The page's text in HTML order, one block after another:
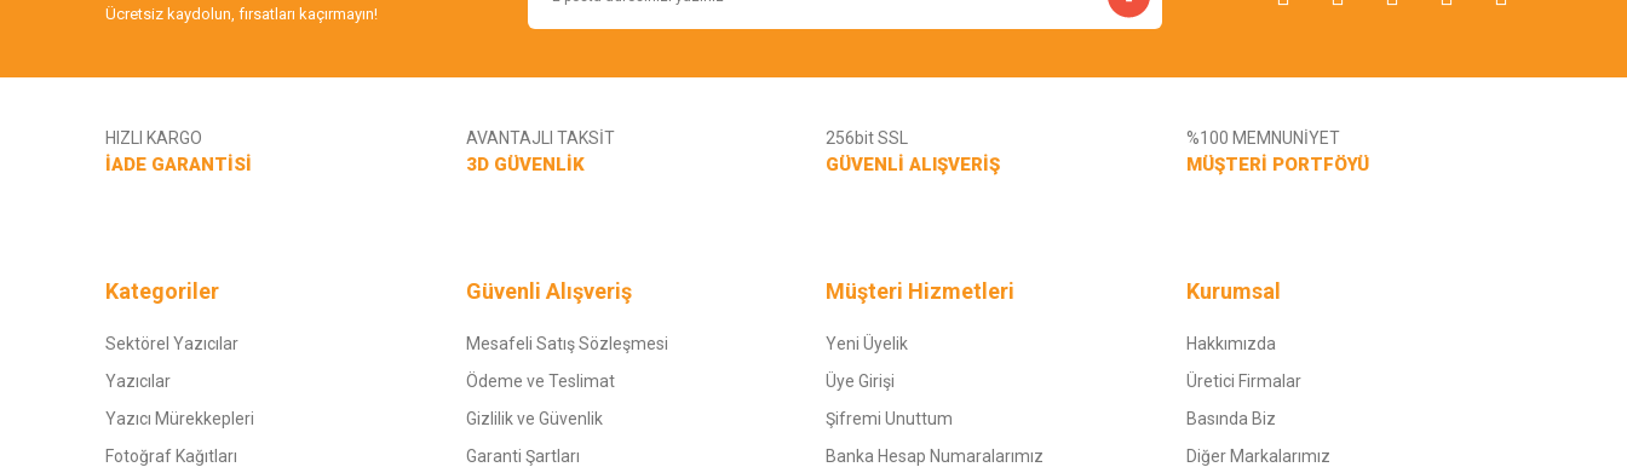
Ücretsiz kaydolun, fırsatları kaçırmayın!
HIZLI KARGO
İADE GARANTİSİ
AVANTAJLI TAKSİT
3D GÜVENLİK
256bit SSL
GÜVENLİ ALIŞVERİŞ
%100 MEMNUNİYET
MÜŞTERİ PORTFÖYÜ
Kategoriler
Sektörel Yazıcılar
Yazıcılar
Yazıcı Mürekkepleri
Fotoğraf Kağıtları
Güvenli Alışveriş
Mesafeli Satış Sözleşmesi
Ödeme ve Teslimat
Gizlilik ve Güvenlik
Garanti Şartları
Müşteri Hizmetleri
Yeni Üyelik
Üye Girişi
Şifremi Unuttum
Banka Hesap Numaralarımız
Kurumsal
Hakkımızda
Üretici Firmalar
Basında Biz
Diğer Markalarımız